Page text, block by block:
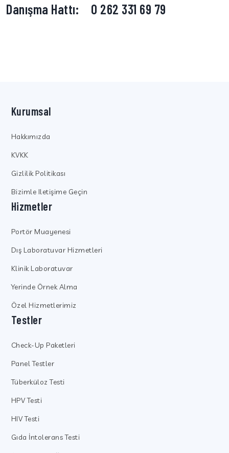
Danışma Hattı: 0 262 331 69 79
Kurumsal
Hakkımızda
KVKK
Gizlilik Politikası
Bizimle Iletişime Geçin
Hizmetler
Portör Muayenesi
Dış Laboratuvar Hizmetleri
Klinik Laboratuvar
Yerinde Örnek Alma
Özel Hizmetlerimiz
Testler
Check-Up Paketleri
Panel Testler
Tüberküloz Testi
HPV Testi
HIV Testi
Gıda İntolerans Testi